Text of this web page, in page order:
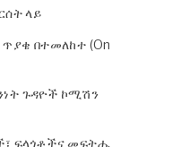
ላይ
በተመለከተ (On
ጉዳዮች ኮሚሽን
ፍላጎቶችና መፍትሔ